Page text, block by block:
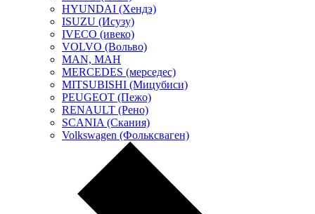
HYUNDAI (Хендэ)
ISUZU (Исузу)
IVECO (ивеко)
VOLVO (Вольво)
MAN, МАН
MERCEDES (мерседес)
MITSUBISHI (Мицубиси)
PEUGEOT (Пежо)
RENAULT (Рено)
SCANIA (Скания)
Volkswagen (Фольксваген)